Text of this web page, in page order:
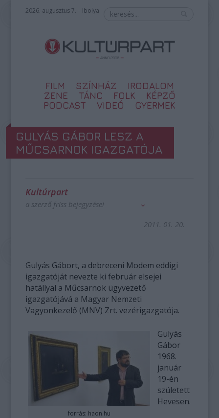
2026. augusztus 7. – Ibolya
FILM SZÍNHÁZ
IRODALOM
ZENE
TÁNC FOLK
KÉPZŐ
PODCAST
VIDEÓ GYERMEK
GULYÁS GÁBOR LESZ A
MŰCSARNOK IGAZGATÓJA
Kultúrpart
a szerző friss bejegyzései
2011. 01. 20.
Gulyás Gábort, a debreceni Modem eddigi
igazgatóját nevezte ki február elsejei
hatállyal a Műcsarnok ügyvezető
igazgatójává a Magyar Nemzeti
Vagyonkezelő (MNV) Zrt. vezérigazgatója.
forrás: haon.hu
Gulyás
Gábor
1968.
január
19-én
született
Hevesen.